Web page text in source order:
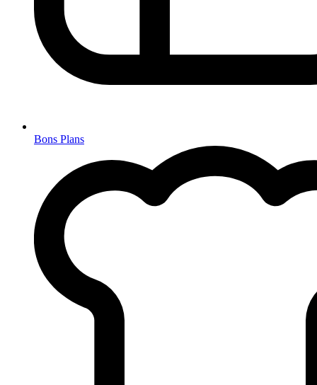
Bons Plans